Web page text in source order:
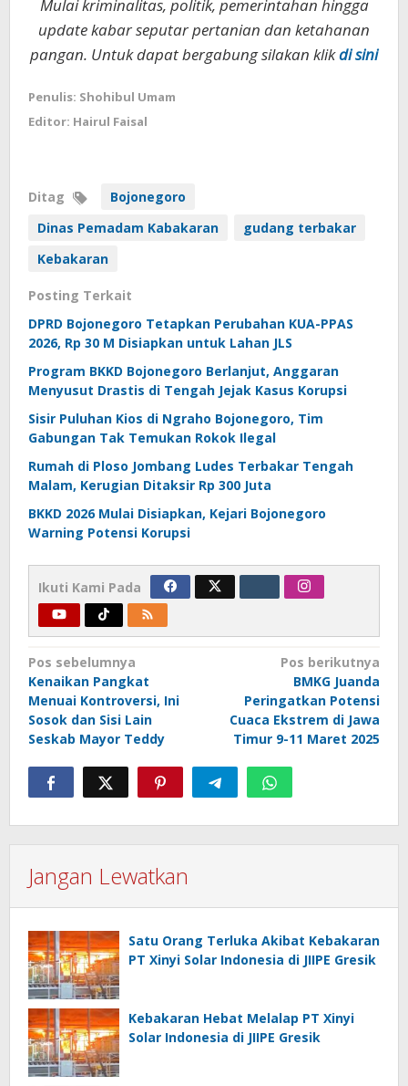
Mulai kriminalitas, politik, pemerintahan hingga
update kabar seputar pertanian dan ketahanan
pangan. Untuk dapat bergabung silakan klikdi sini
Penulis: Shohibul Umam
Editor: Hairul Faisal
Ditag
Bojonegoro
Dinas Pemadam Kabakaran
gudang terbakar
Kebakaran
Posting Terkait
DPRD Bojonegoro Tetapkan Perubahan KUA-PPAS
2026, Rp 30 M Disiapkan untuk Lahan JLS
Program BKKD Bojonegoro Berlanjut, Anggaran
Menyusut Drastis di Tengah Jejak Kasus Korupsi
Sisir Puluhan Kios di Ngraho Bojonegoro, Tim
Gabungan Tak Temukan Rokok Ilegal
Rumah di Ploso Jombang Ludes Terbakar Tengah
Malam, Kerugian Ditaksir Rp 300 Juta
BKKD 2026 Mulai Disiapkan, Kejari Bojonegoro
Warning Potensi Korupsi
Ikuti Kami Pada
Navigasi
pos
Pos sebelumnya
Kenaikan Pangkat
Menuai Kontroversi, Ini
Sosok dan Sisi Lain
Seskab Mayor Teddy
Pos berikutnya
BMKG Juanda
Peringatkan Potensi
Cuaca Ekstrem di Jawa
Timur 9-11 Maret 2025
Jangan Lewatkan
Satu Orang Terluka Akibat Kebakaran
PT Xinyi Solar Indonesia di JIIPE Gresik
Kebakaran Hebat Melalap PT Xinyi
Solar Indonesia di JIIPE Gresik